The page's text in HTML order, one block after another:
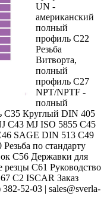
UN -
американский
полный
профиль C22
Резьба
Витворта,
полный
профиль C27
NPT/NPTF -
полный
C35 Круглый DIN 405
C43 MJ ISO 5855 C45
SAGE DIN 513 C49
по стандарту
C56 Державки для
резцы C61 Руководство
C2 ISCAR Заказ
52-03 | sales@sverla-